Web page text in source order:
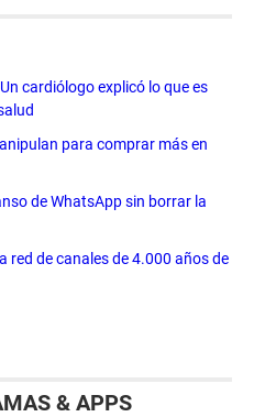
cardiólogo explicó lo que es
para comprar más en
de WhatsApp sin borrar la
red de canales de 4.000 años de
& APPS